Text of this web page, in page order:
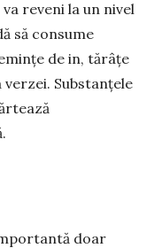
re­veni la un nivel
să consu­me
de in, tărâțe
Substanțele
doar